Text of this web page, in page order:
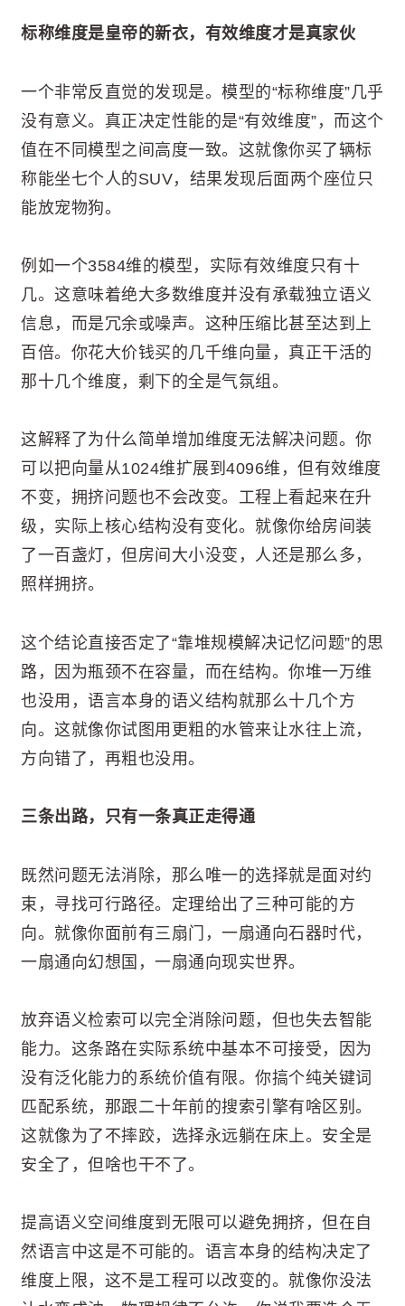
标称维度是皇帝的新衣，有效维度才是真家伙
一个非常反直觉的发现是。模型的“标称维度”几乎
没有意义。真正决定性能的是“有效维度”，而这个
值在不同模型之间高度一致。这就像你买了辆标
称能坐七个人的SUV，结果发现后面两个座位只
能放宠物狗。
例如一个3584维的模型，实际有效维度只有十
几。这意味着绝大多数维度并没有承载独立语义
信息，而是冗余或噪声。这种压缩比甚至达到上
百倍。你花大价钱买的几千维向量，真正干活的
那十几个维度，剩下的全是气氛组。
这解释了为什么简单增加维度无法解决问题。你
可以把向量从1024维扩展到4096维，但有效维度
不变，拥挤问题也不会改变。工程上看起来在升
级，实际上核心结构没有变化。就像你给房间装
了一百盏灯，但房间大小没变，人还是那么多，
照样拥挤。
这个结论直接否定了“靠堆规模解决记忆问题”的思
路，因为瓶颈不在容量，而在结构。你堆一万维
也没用，语言本身的语义结构就那么十几个方
向。这就像你试图用更粗的水管来让水往上流，
方向错了，再粗也没用。
三条出路，只有一条真正走得通
既然问题无法消除，那么唯一的选择就是面对约
束，寻找可行路径。定理给出了三种可能的方
向。就像你面前有三扇门，一扇通向石器时代，
一扇通向幻想国，一扇通向现实世界。
放弃语义检索可以完全消除问题，但也失去智能
能力。这条路在实际系统中基本不可接受，因为
没有泛化能力的系统价值有限。你搞个纯关键词
匹配系统，那跟二十年前的搜索引擎有啥区别。
这就像为了不摔跤，选择永远躺在床上。安全是
安全了，但啥也干不了。
提高语义空间维度到无限可以避免拥挤，但在自
然语言中这是不可能的。语言本身的结构决定了
维度上限，这不是工程可以改变的。就像你没法